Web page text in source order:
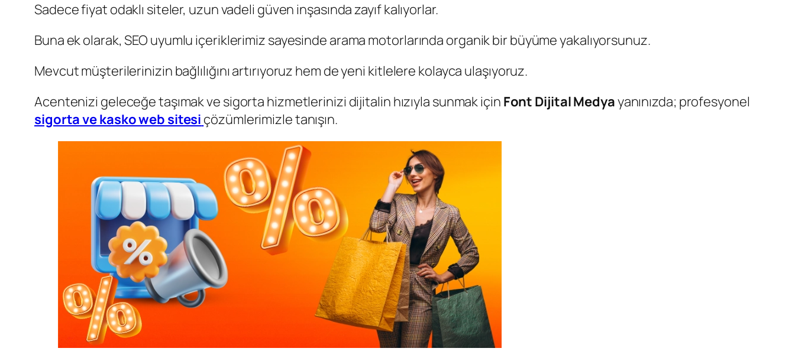
Sadece fiyat odaklı siteler, uzun vadeli güven inşasında zayıf kalıyorlar.
Buna ek olarak, SEO uyumlu içeriklerimiz sayesinde arama motorlarında organik bir büyüme yakalıyorsunuz.
Mevcut müşterilerinizin bağlılığını artırıyoruz hem de yeni kitlelere kolayca ulaşıyoruz.
Acentenizi geleceğe taşımak ve sigorta hizmetlerinizi dijitalin hızıyla sunmak için Font Dijital Medyayanınızda; profesyonel
sigorta ve kasko web sitesi çözümlerimizle tanışın.